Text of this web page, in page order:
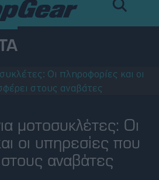
μοτοσυκλέτες: Οι
οι υπηρεσίες που
αναβάτες